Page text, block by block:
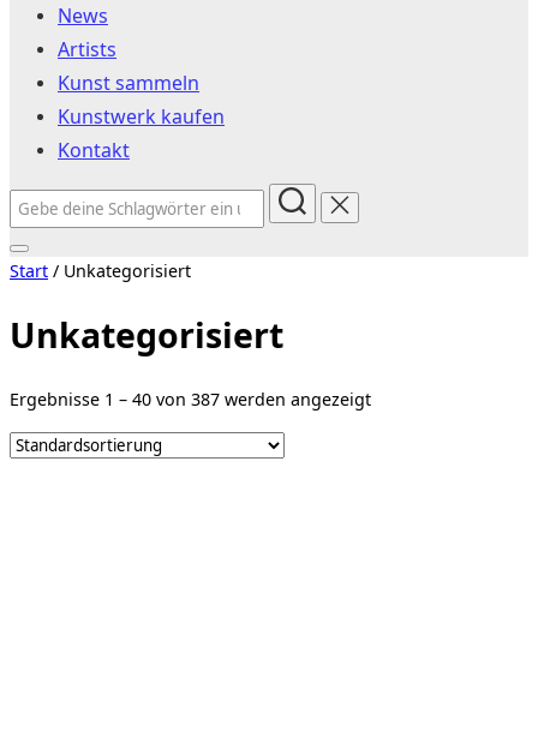
springenNews
Artists
Kunst sammeln
Kunstwerk kaufen
Kontakt
Suchen
nach:
Seitenleiste
&
umschalten
Start / Unkategorisiert
Unkategorisiert
Ergebnisse 1 – 40 von 387 werden angezeigt